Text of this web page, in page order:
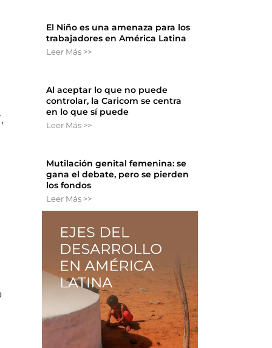
El Niño es una amenaza para los
trabajadores en América Latina
Leer Más >>
Al aceptar lo que no puede
controlar, la Caricom se centra
en lo que sí puede
Leer Más >>
Mutilación genital femenina: se
gana el debate, pero se pierden
los fondos
Leer Más >>